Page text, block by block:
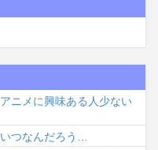
ニメに興味ある人少ない
つなんだろう…